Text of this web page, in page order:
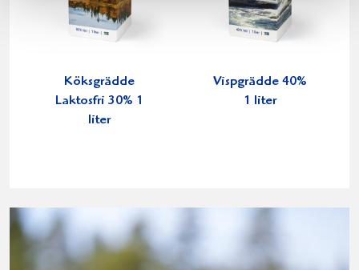
Köksgrädde
Laktosfri 30% 1
liter
Vispgrädde 40%
1 liter